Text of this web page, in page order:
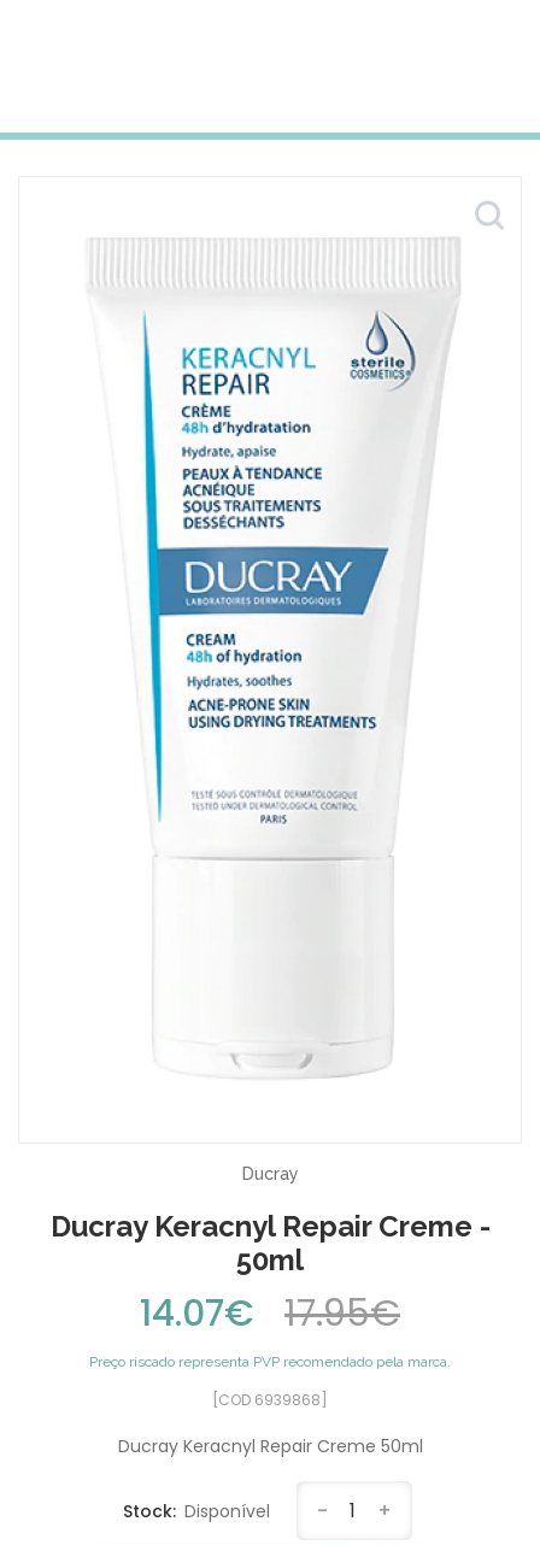
Ducray
Ducray Keracnyl Repair Creme -
50ml
14.07€ 17.95€
Preço riscado representa PVP recomendado pela marca.
[COD 6939868]
Ducray Keracnyl Repair Creme 50ml
Stock: Disponível - 1 +